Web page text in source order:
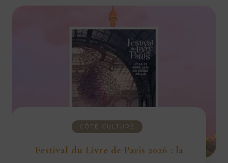
CÔTÉ CULTURE
Festival du Livre de Paris 2026 : la